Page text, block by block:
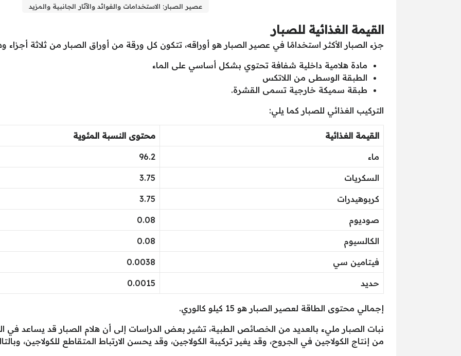
عصير الصبار: الاستخدامات والفوائد والآثار الجانبية والمزيد
القيمة الغذائية للصبار
جزء الصبار الأكثر استخدامًا في عصير الصبار هو أوراقه، تتكون كل ورقة من أوراق الصبار من ثلاثة أجزاء
مادة هلامية داخلية شفافة تحتوي بشكل أساسي على الماء
الطبقة الوسطى من اللاتكس
طبقة سميكة خارجية تسمى القشرة.
التركيب الغذائي للصبار كما يلي:
القيمة الغذائية محتوى النسبة المئوية
ماء 96.2
السكريات 3.75
كربوهيدرات 3.75
صوديوم 0.08
الكالسيوم 0.08
فيتامين سي 0.0038
حديد 0.0015
إجمالي محتوى الطاقة لعصير الصبار هو 15 كيلو كالوري.
نبات الصبار مليء بالعديد من الخصائص الطبية، تشير بعض الدراسات إلى أن هلام الصبار قد يساعد في
من إنتاج الكولاجين في الجروح، وقد يغير تركيبة الكولاجين، وقد يحسن الارتباط المتقاطع للكولاجين،